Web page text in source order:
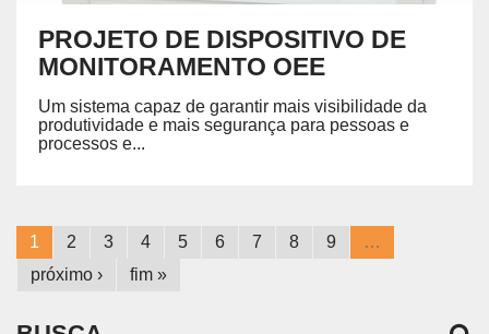
PROJETO DE DISPOSITIVO DE
MONITORAMENTO OEE
Um sistema capaz de garantir mais visibilidade da
produtividade e mais segurança para pessoas e
processos e...
1 2 3 4 5 6 7 8 9
…
próximo ›
fim »